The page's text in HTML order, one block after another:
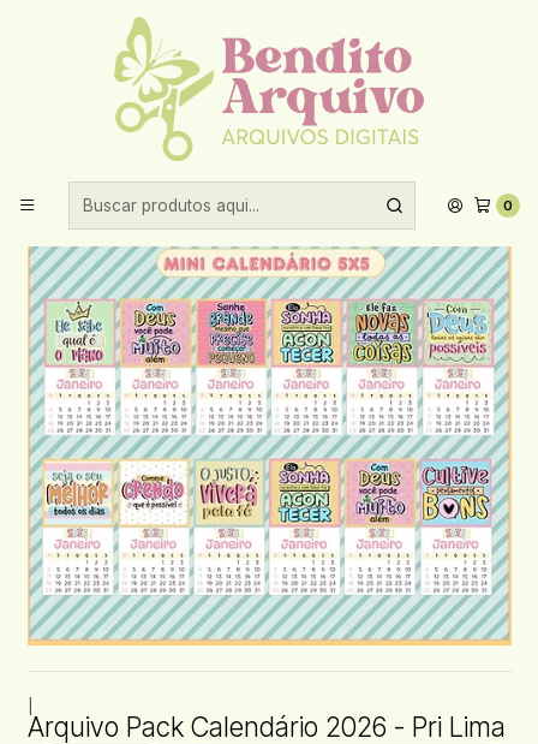
0
Aproveite 10% de desconto ao comprar acima de R$30,00!
Início Calendários
2026
Arquivo Pack Calendário 2026 - Pri Lima
Arquivo Pack Calendário 2026 - Pri Lima